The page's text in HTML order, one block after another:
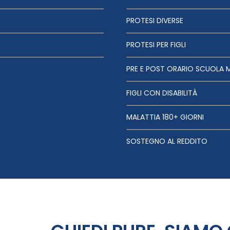
PROTESI DIVERSE
PROTESI PER FIGLI
PRE E POST ORARIO SCUOLA
FIGLI CON DISABILITÀ
MALATTIA 180+ GIORNI
SOSTEGNO AL REDDITO